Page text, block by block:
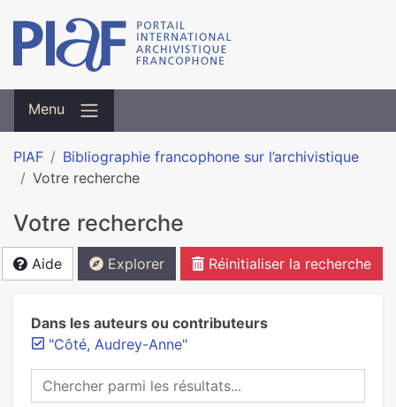
Menu
PIAF
Bibliographie francophone sur l’archivistique
Votre recherche
Votre recherche
Aide Explorer Réinitialiser la recherche
Dans les auteurs ou contributeurs
"Côté, Audrey-Anne"
Chercher parmi les résultats...